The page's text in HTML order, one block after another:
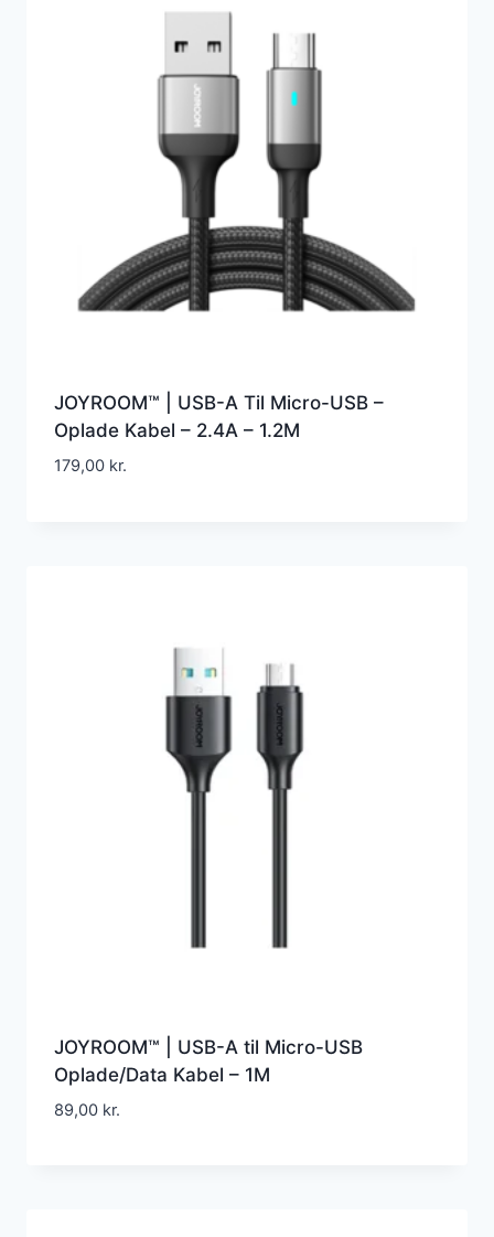
JOYROOM™ | USB-A Til Micro-USB –
Oplade Kabel – 2.4A – 1.2M
179,00 kr.
JOYROOM™ | USB-A til Micro-USB
Oplade/Data Kabel – 1M
89,00 kr.